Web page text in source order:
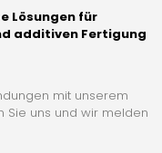
Lösungen für
additiven Fertigung
mit unserem
Sie uns und wir melden